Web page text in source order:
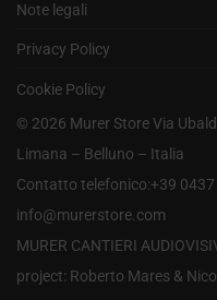
Note legali
Privacy Policy
Cookie Policy
© 2026 Murer Store Via
Limana – Belluno – Italia
Contatto telefonico:+39
info@murerstore.com
MURER CANTIERI
project: Roberto Mares &